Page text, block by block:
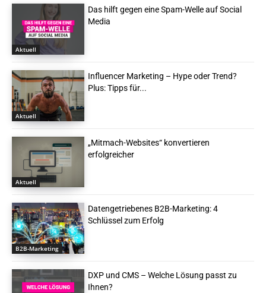
Aktuell
Das hilft gegen eine Spam-Welle auf Social
Media
Aktuell
Influencer Marketing – Hype oder Trend?
Plus: Tipps für...
Aktuell
„Mitmach-Websites“ konvertieren
erfolgreicher
B2B-Marketing
Datengetriebenes B2B-Marketing: 4
Schlüssel zum Erfolg
DXP und CMS – Welche Lösung passt zu
Ihnen?